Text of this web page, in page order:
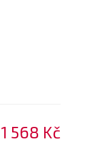
1 568 Kč